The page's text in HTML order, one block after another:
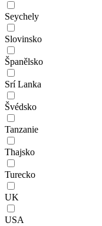
Seychely
Slovinsko
Španělsko
Srí Lanka
Švédsko
Tanzanie
Thajsko
Turecko
UK
USA